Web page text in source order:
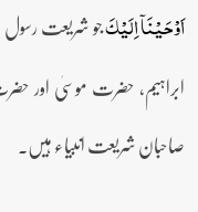
اَوۡحَیۡنَاۤ اِلَیۡکَجو شریعت رسول
ابراہیم، حضرت موسیٰ اور حضرت
صاحبان شریعت انبیاء ہیں۔